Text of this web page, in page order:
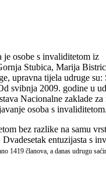
je osobe s invaliditetom iz
Stubica, Marija
upravna tijela udruge su:
svibnja 2009. godine u
Nacionalne zaklade
osoba s invaliditetom.
bez razlike na samu
entuzijasta s
1419 članova, a danas udrugu